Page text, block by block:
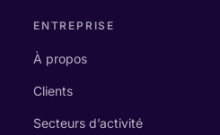
ENTREPRISE
À propos
Clients
Secteurs d’activité